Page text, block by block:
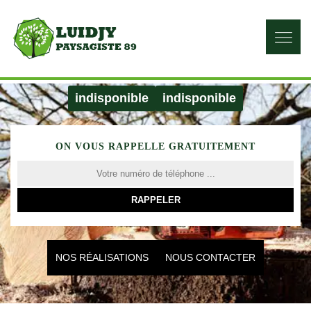
indisponible indisponible
ON VOUS RAPPELLE GRATUITEMENT
NOS RÉALISATIONS NOUS CONTACTER